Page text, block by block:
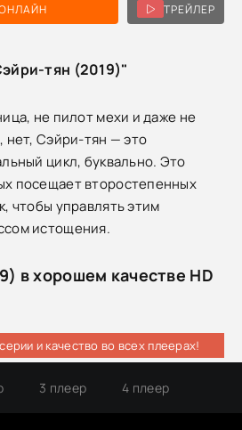
ТРЕЙЛЕР
тян (2019)"
не пилот мехи и даже не
нет, Сэйри-тян — это
цикл, буквально. Это
посещает второстепенных
чтобы управлять этим
истощения.
в хорошем качестве HD
и качество во всех плеерах!
3 плеер 4 плеер